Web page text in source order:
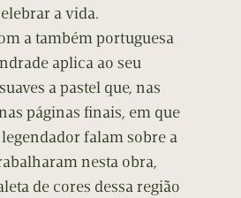
a vida.
a também portuguesa
aplica ao seu
a pastel que, nas
páginas finais, em que
legendador falam sobre a
nesta obra,
de cores dessa região